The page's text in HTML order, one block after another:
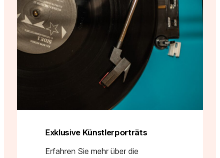
Exklusive Künstlerporträts
Erfahren Sie mehr über die